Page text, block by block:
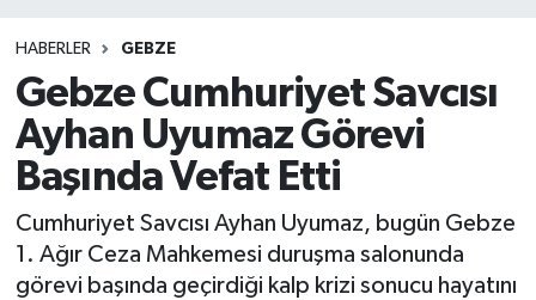
HABERLER GEBZE
Gebze Cumhuriyet Savcısı
Ayhan Uyumaz Görevi
Başında Vefat Etti
Cumhuriyet Savcısı Ayhan Uyumaz, bugün Gebze
1. Ağır Ceza Mahkemesi duruşma salonunda
görevi başında geçirdiği kalp krizi sonucu hayatını